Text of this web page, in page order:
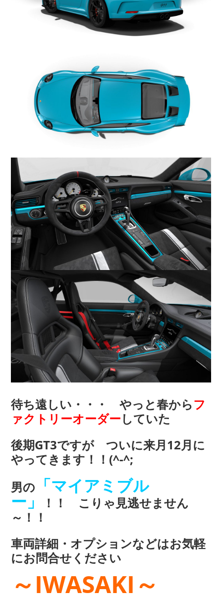
待ち遠しい・・・ やっと春からフ
ァクトリーオーダーしていた
後期GT3ですが ついに来月12月に
やってきます！！(^-^;
男の
「マイアミブル
ー」
！！ こりゃ見逃せません
～！！
車両詳細・オプションなどはお気軽
にお問合せください
～IWASAKI～